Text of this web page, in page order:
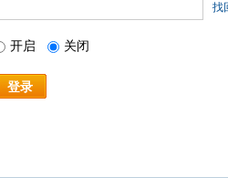
找
开启 关闭
登录